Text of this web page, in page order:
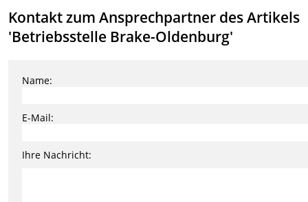
Kontakt zum Ansprechpartner des Artikels
'Betriebsstelle Brake-Oldenburg'
Name:
E-Mail:
Ihre Nachricht: